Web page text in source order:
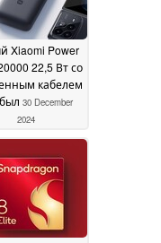
Xiaomi Power
22,5 Вт со
кабелем
30 December
2024